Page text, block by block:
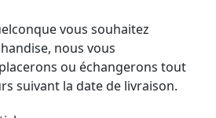
vous souhaitez
nous vous
ou échangerons tout
suivant la date de livraison.